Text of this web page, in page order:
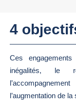
4
Ces
inégalités, le
l’augmentation de